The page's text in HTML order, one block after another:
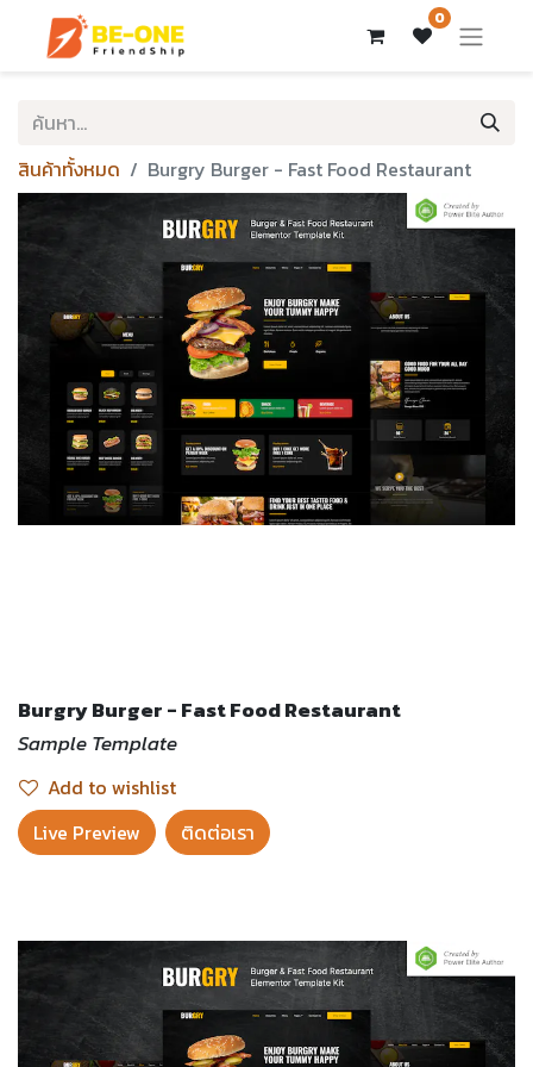
0
สินค้าทั้งหมด Burgry Burger - Fast Food Restaurant
Burgry Burger - Fast Food Restaurant
Sample Template
Add to wishlist
Live Preview​
ติดต่อเรา